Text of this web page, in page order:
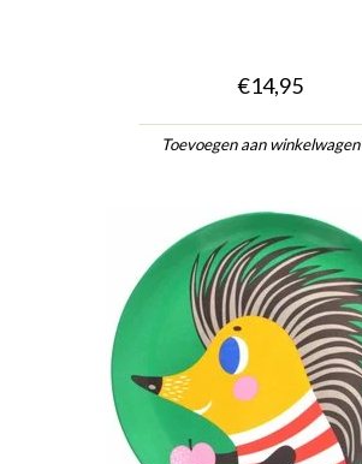
€14,95
Toevoegen aan winkelwagen